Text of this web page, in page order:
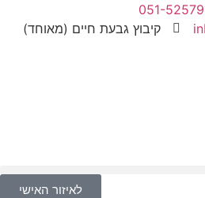
051-
קיבוץ גבעת חיים (מאוחד)
לאיזור האישי